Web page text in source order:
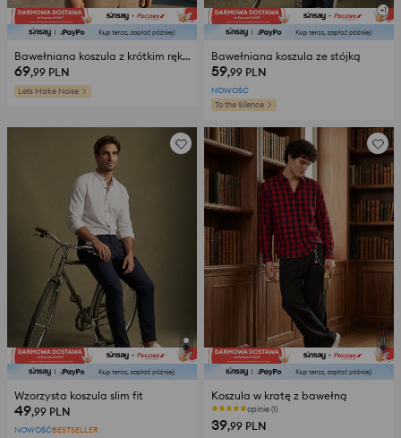
Bawełniana koszula z krótkim rękawem
69,99 PLN
Lets Make Noise
+1
Bawełniana koszula ze stójką
59,99 PLN
NOWOŚĆ
To the Silence
Wzorzysta koszula slim fit
49,99 PLN
NOWOŚĆBESTSELLER
Koszula w kratę z bawełną
opinie (1)
39,99 PLN